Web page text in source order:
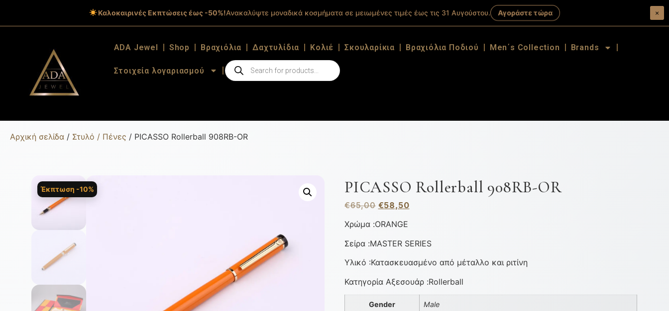
Καλοκαιρινές Εκπτώσεις έως -50%!Ανακαλύψτε μοναδικά κοσμήματα σε μειωμένες τιμές έως τις 31 Αυγούστου. Αγοράστε τώρα ×
ADA Jewel Shop Βραχιόλια Δαχτυλίδια Κολιέ Σκουλαρίκια Βραχιόλια Ποδιού Men΄s Collection Brands
Στοιχεία λογαριασμού
Αρχική σελίδα / Στυλό / Πένες / PICASSO Rollerball 908RB-OR
Έκπτωση -10% PICASSO Rollerball 908RB-OR
€65,00 €58,50
Χρώμα :ORANGE
Σείρα :MASTER SERIES
Υλικό :Κατασκευασμένο από μέταλλο και ριτίνη
Κατηγορία Αξεσουάρ :Rollerball
Gender Male